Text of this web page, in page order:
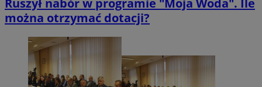
Ruszył nabór w programie "Moja Woda". Ile
można otrzymać dotacji?